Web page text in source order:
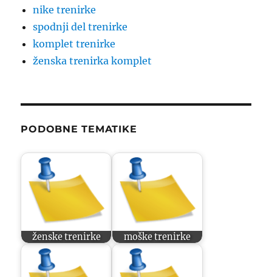
nike trenirke
spodnji del trenirke
komplet trenirke
ženska trenirka komplet
PODOBNE TEMATIKE
ženske trenirke moške trenirke